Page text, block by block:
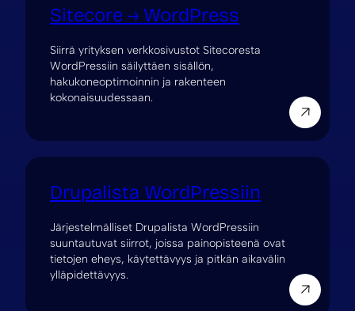
Sitecore → WordPress
Siirrä yrityksen verkkosivustot Sitecoresta
WordPressiin säilyttäen sisällön,
hakukoneoptimoinnin ja rakenteen
kokonaisuudessaan.
Drupalista WordPressiin
Järjestelmälliset Drupalista WordPressiin
suuntautuvat siirrot, joissa painopisteenä ovat
tietojen eheys, käytettävyys ja pitkän aikavälin
ylläpidettävyys.